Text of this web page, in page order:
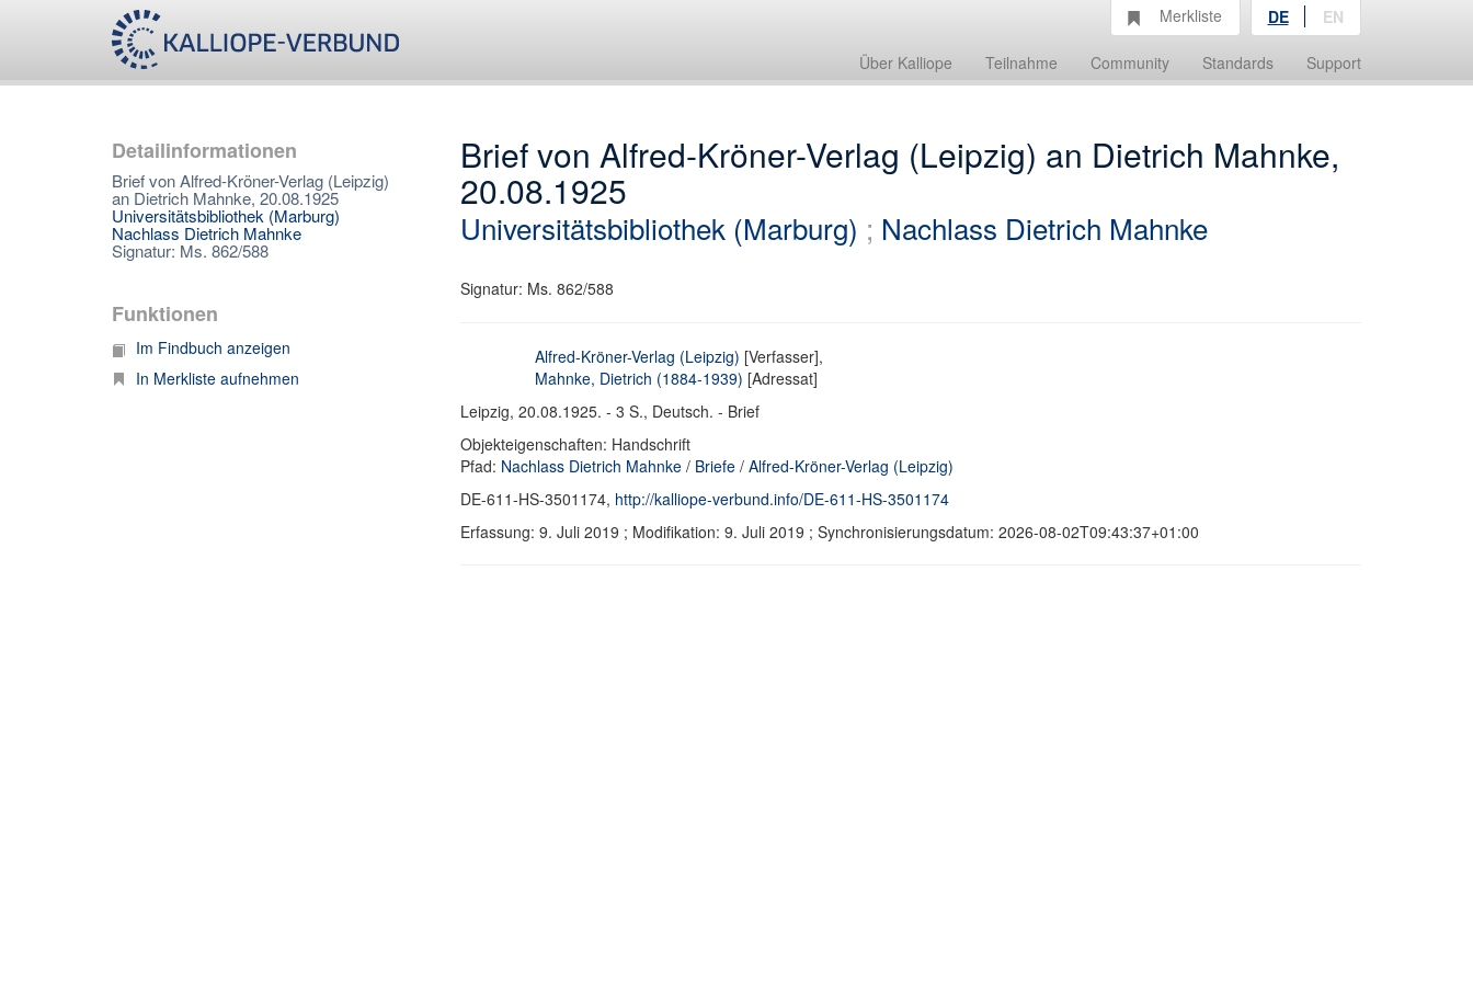
Über Kalliope Teilnahme Community Standards Support
Merkliste DE EN
Detailinformationen
Brief von Alfred-Kröner-Verlag (Leipzig)
an Dietrich Mahnke, 20.08.1925
Universitätsbibliothek (Marburg)
Nachlass Dietrich Mahnke
Signatur: Ms. 862/588
Funktionen
Im Findbuch anzeigen
In Merkliste aufnehmen
Brief von Alfred-Kröner-Verlag (Leipzig) an Dietrich Mahnke,
20.08.1925
Universitätsbibliothek (Marburg) ; Nachlass Dietrich Mahnke
Signatur: Ms. 862/588
Alfred-Kröner-Verlag (Leipzig) [Verfasser],
Mahnke, Dietrich (1884-1939) [Adressat]
Leipzig, 20.08.1925. - 3 S., Deutsch. - Brief
Objekteigenschaften: Handschrift
Pfad: Nachlass Dietrich Mahnke/ Briefe/ Alfred-Kröner-Verlag (Leipzig)
DE-611-HS-3501174, http://kalliope-verbund.info/DE-611-HS-3501174
Erfassung: 9. Juli 2019 ; Modifikation: 9. Juli 2019 ; Synchronisierungsdatum: 2026-08-02T09:43:37+01:00